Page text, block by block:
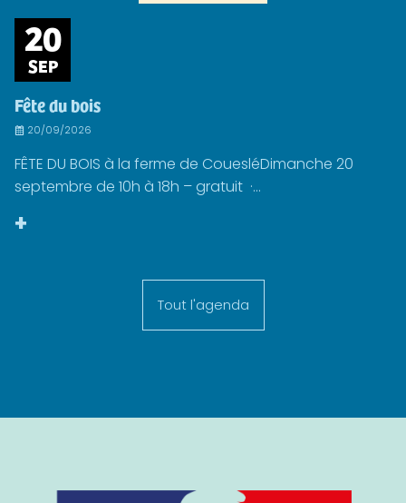
20
SEP
Fête du bois
20/09/2026
FÊTE DU BOIS à la ferme de CouesléDimanche 20
septembre de 10h à 18h – gratuit ·...
+
Tout l'agenda